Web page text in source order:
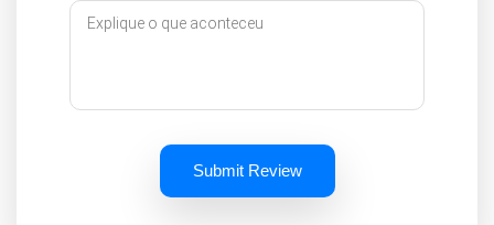
Submit Review